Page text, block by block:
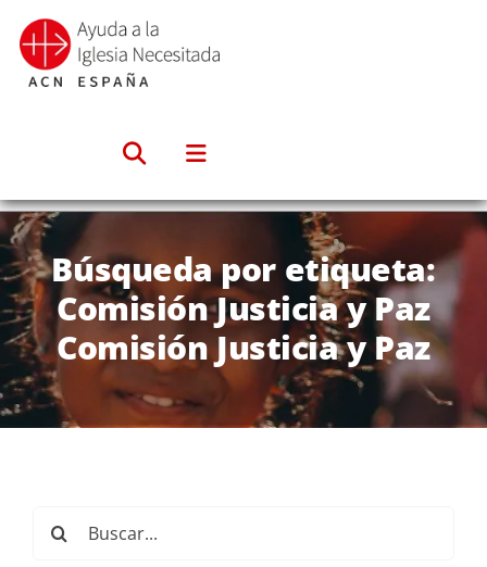
Saltar
contenido
Búsqueda por etiqueta:
Comisión Justicia y Paz
Comisión Justicia y Paz